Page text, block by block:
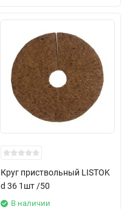
Круг приствольный LISTOK
d 36 1шт /50
В наличии